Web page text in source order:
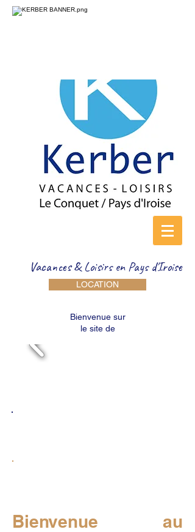
Vacances & Loisirs en Pays d'Iroise
LOCATION
Bienvenue sur
le site de
Bienvenue au